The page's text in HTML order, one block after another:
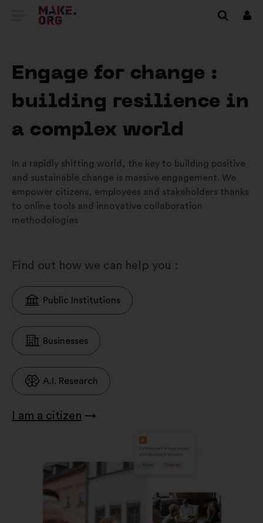
PŘEJÍT
DOMOVSKOU
STRÁNKU
MAKE.ORG
Engage for change :
building resilience in
a complex world
In a rapidly shifting world, the key to building positive
and sustainable change is massive engagement. We
empower citizens, employees and stakeholders thanks
to online tools and innovative collaboration
methodologies
Find out how we can help you :
Public Institutions
Businesses
A.I. Research
I am a citizen →